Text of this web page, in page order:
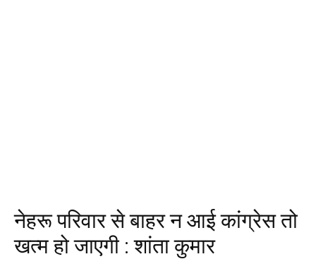
नेहरू परिवार से बाहर न आई कांग्रेस तो
खत्म हो जाएगी : शांता कुमार